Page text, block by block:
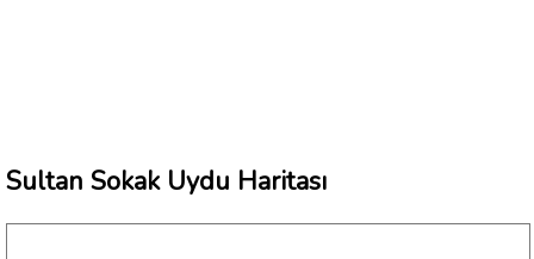
Sultan Sokak Uydu Haritası